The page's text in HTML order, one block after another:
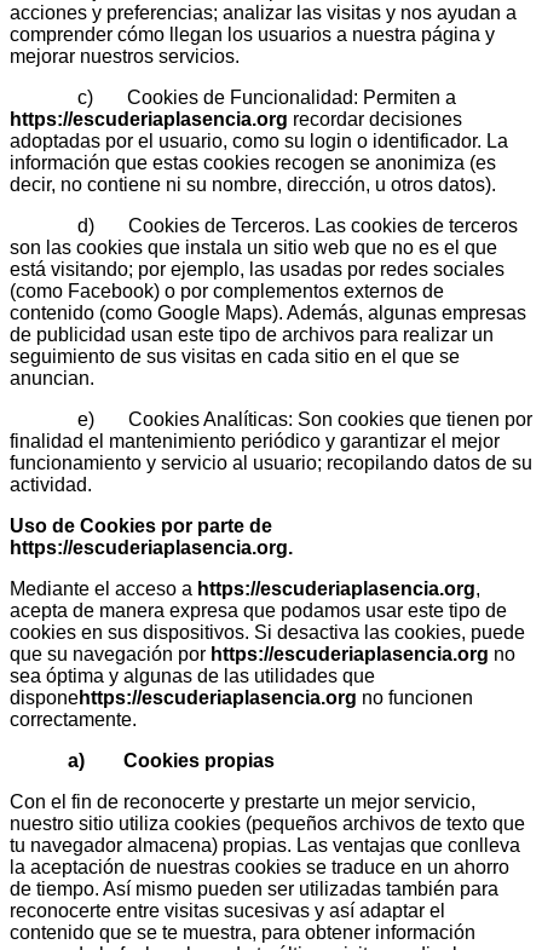
acciones y preferencias; analizar las visitas y nos ayudan a
comprender cómo llegan los usuarios a nuestra página y
mejorar nuestros servicios.
c) Cookies de Funcionalidad: Permiten a
https://escuderiaplasencia.org recordar decisiones
adoptadas por el usuario, como su login o identificador. La
información que estas cookies recogen se anonimiza (es
decir, no contiene ni su nombre, dirección, u otros datos).
d) Cookies de Terceros. Las cookies de terceros
son las cookies que instala un sitio web que no es el que
está visitando; por ejemplo, las usadas por redes sociales
(como Facebook) o por complementos externos de
contenido (como Google Maps). Además, algunas empresas
de publicidad usan este tipo de archivos para realizar un
seguimiento de sus visitas en cada sitio en el que se
anuncian.
e) Cookies Analíticas: Son cookies que tienen por
finalidad el mantenimiento periódico y garantizar el mejor
funcionamiento y servicio al usuario; recopilando datos de su
actividad.
Uso de Cookies por parte de
https://escuderiaplasencia.org.
Mediante el acceso a https://escuderiaplasencia.org,
acepta de manera expresa que podamos usar este tipo de
cookies en sus dispositivos. Si desactiva las cookies, puede
que su navegación por https://escuderiaplasencia.org no
sea óptima y algunas de las utilidades que
disponehttps://escuderiaplasencia.org no funcionen
correctamente.
a) Cookies propias
Con el fin de reconocerte y prestarte un mejor servicio,
nuestro sitio utiliza cookies (pequeños archivos de texto que
tu navegador almacena) propias. Las ventajas que conlleva
la aceptación de nuestras cookies se traduce en un ahorro
de tiempo. Así mismo pueden ser utilizadas también para
reconocerte entre visitas sucesivas y así adaptar el
contenido que se te muestra, para obtener información